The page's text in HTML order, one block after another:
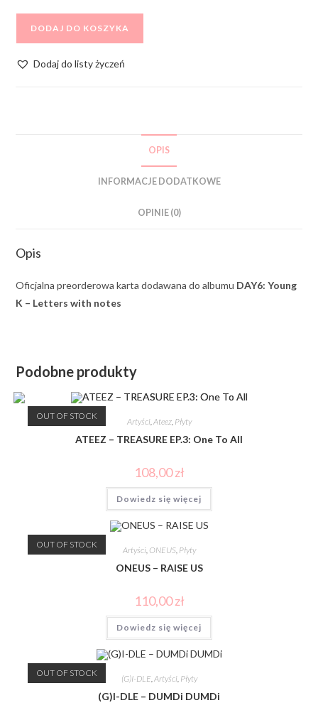
DODAJ DO KOSZYKA
Dodaj do listy życzeń
OPIS
INFORMACJE DODATKOWE
OPINIE (0)
Opis
Oficjalna preorderowa karta dodawana do albumu DAY6: Young
K – Letters with notes
Podobne produkty
OUT OF STOCK
Artyści,Ateez, Płyty
ATEEZ – TREASURE EP.3: One To All
108,00zł
Dowiedz się więcej
OUT OF STOCK
Artyści, ONEUS, Płyty
ONEUS – RAISE US
110,00zł
Dowiedz się więcej
OUT OF STOCK
(G)I-DLE,Artyści, Płyty
(G)I-DLE – DUMDi DUMDi